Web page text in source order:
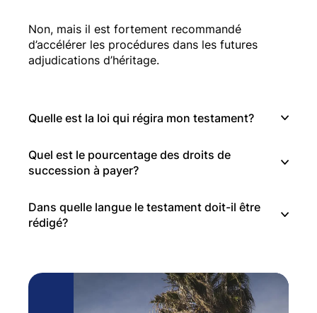
Non, mais il est fortement recommandé
d’accélérer les procédures dans les futures
adjudications d’héritage.
Quelle est la loi qui régira mon testament?
Quel est le pourcentage des droits de
succession à payer?
Dans quelle langue le testament doit-il être
rédigé?